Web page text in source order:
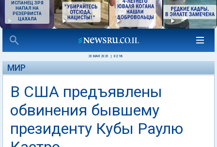
ИСПАНЕЦ ЗРЯ
НАПАЛ НА
РЕЗЕРВИСТА
ЦАХАЛА
20 МАЯ 2026 02:16
МИР
В США предъявлены
обвинения бывшему
президенту Кубы Раулю